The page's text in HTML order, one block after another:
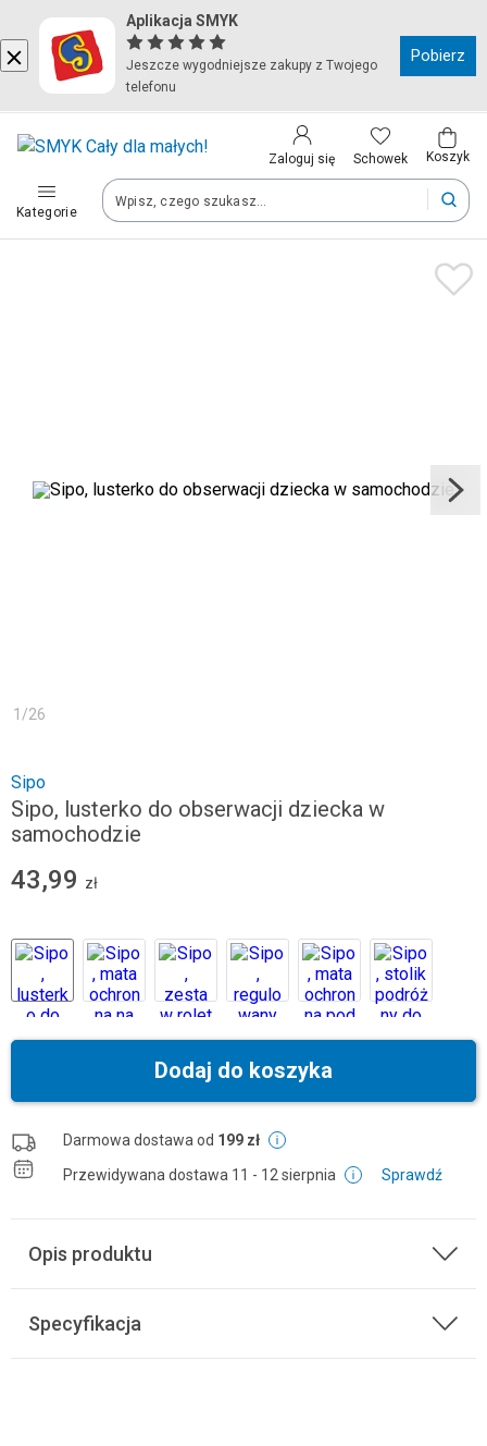
Aplikacja SMYK
Jeszcze wygodniejsze zakupy z Twojego
telefonu
Pobierz
Zaloguj się Schowek Koszyk
Kategorie
Kraj i język
Polska (Poland)
Twoje zamówienia dostarczymy na teren wybranego kraju.
Zapisz
1 /26
Sipo
Sipo, lusterko do obserwacji dziecka w
samochodzie
43,99 zł
Dodaj do koszyka
Darmowa dostawa od 199 zł
Przewidywana dostawa 11 - 12 sierpnia Sprawdź
Opis produktu
Specyfikacja